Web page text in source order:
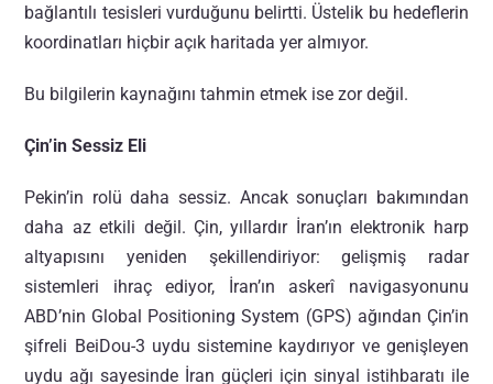
bağlantılı tesisleri vurduğunu belirtti. Üstelik bu hedeflerin
koordinatları hiçbir açık haritada yer almıyor.
Bu bilgilerin kaynağını tahmin etmek ise zor değil.
Çin’in Sessiz Eli
Pekin’in rolü daha sessiz. Ancak sonuçları bakımından
daha az etkili değil. Çin, yıllardır İran’ın elektronik harp
altyapısını yeniden şekillendiriyor: gelişmiş radar
sistemleri ihraç ediyor, İran’ın askerî navigasyonunu
ABD’nin Global Positioning System (GPS) ağından Çin’in
şifreli BeiDou-3 uydu sistemine kaydırıyor ve genişleyen
uydu ağı sayesinde İran güçleri için sinyal istihbaratı ile